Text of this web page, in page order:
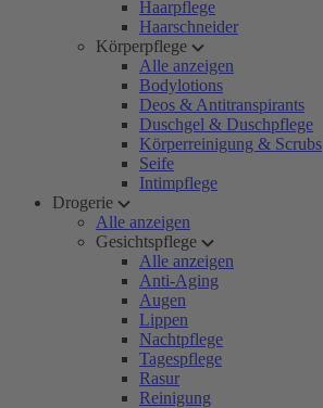
Haarpflege
Haarschneider
Körperpflege
Alle anzeigen
Bodylotions
Deos & Antitranspirants
Duschgel & Duschpflege
Körperreinigung & Scrubs
Seife
Intimpflege
Drogerie
Alle anzeigen
Gesichtspflege
Alle anzeigen
Anti-Aging
Augen
Lippen
Nachtpflege
Tagespflege
Rasur
Reinigung